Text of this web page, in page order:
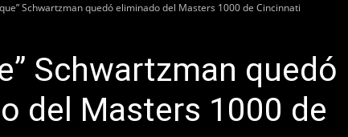
Schwartzman quedó eliminado del Masters 1000 de Cincinnati
Schwartzman quedó
del Masters 1000 de